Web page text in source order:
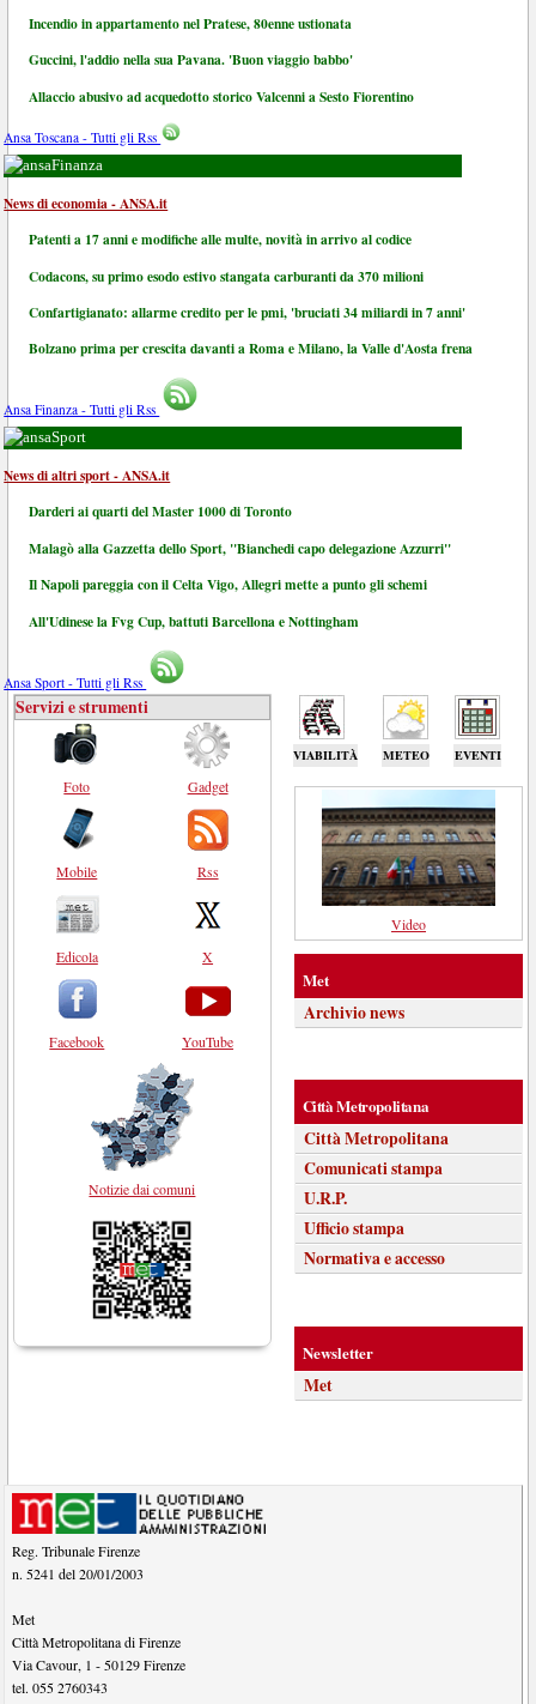
Incendio in appartamento nel Pratese, 80enne ustionata
Guccini, l'addio nella sua Pavana. 'Buon viaggio babbo'
Allaccio abusivo ad acquedotto storico Valcenni a Sesto Fiorentino
Ansa Toscana - Tutti gli Rss
Finanza
News di economia - ANSA.it
Patenti a 17 anni e modifiche alle multe, novità in arrivo al codice
Codacons, su primo esodo estivo stangata carburanti da 370 milioni
Confartigianato: allarme credito per le pmi, 'bruciati 34 miliardi in 7 anni'
Bolzano prima per crescita davanti a Roma e Milano, la Valle d'Aosta frena
Ansa Finanza - Tutti gli Rss
Sport
News di altri sport - ANSA.it
Darderi ai quarti del Master 1000 di Toronto
Malagò alla Gazzetta dello Sport, "Bianchedi capo delegazione Azzurri"
Il Napoli pareggia con il Celta Vigo, Allegri mette a punto gli schemi
All'Udinese la Fvg Cup, battuti Barcellona e Nottingham
Ansa Sport - Tutti gli Rss
VIABILITÀ METEO EVENTI
Servizi e strumenti
Foto
Mobile
Edicola
Facebook
Gadget
Rss
X
YouTube
Notizie dai comuni
Video
Met
Archivio news
Città Metropolitana
Città Metropolitana
Comunicati stampa
U.R.P.
Ufficio stampa
Normativa e accesso
Newsletter
Met
Reg. Tribunale Firenze
n. 5241 del 20/01/2003
Met
Città Metropolitana di Firenze
Via Cavour, 1 - 50129 Firenze
tel.055 2760343